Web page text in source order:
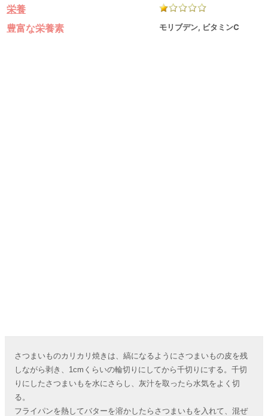
栄養
豊富な栄養素
モリブデン, ビタミンC
さつまいものカリカリ焼きは、縞になるようにさつまいもの皮を残
しながら剥き、1cmくらいの輪切りにしてから千切りにする。千切
りにしたさつまいもを水にさらし、灰汁を取ったら水気をよく切
る。
フライパンを熱してバターを溶かしたらさつまいもを入れて、混ぜ